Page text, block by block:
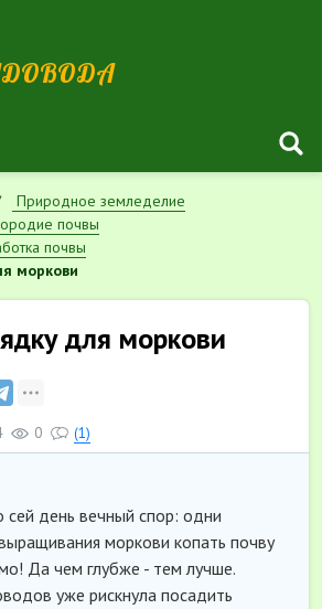
Природное земледелие
почвы
почвы
моркови
для моркови
0 (1)
день вечный спор: одни
моркови копать почву
Да чем глубже - тем лучше.
уже рискнула посадить